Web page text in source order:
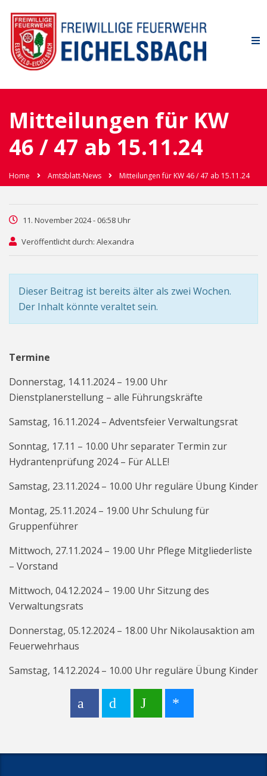
Mitteilungen für KW
46 / 47 ab 15.11.24
Home Amtsblatt-News Mitteilungen für KW 46 / 47 ab 15.11.24
11. November 2024 - 06:58 Uhr
Veröffentlicht durch: Alexandra
Dieser Beitrag ist bereits älter als zwei Wochen.
Der Inhalt könnte veraltet sein.
Termine
Donnerstag, 14.11.2024 – 19.00 Uhr
Dienstplanerstellung – alle Führungskräfte
Samstag, 16.11.2024 – Adventsfeier Verwaltungsrat
Sonntag, 17.11 – 10.00 Uhr separater Termin zur
Hydrantenprüfung 2024 – Für ALLE!
Samstag, 23.11.2024 – 10.00 Uhr reguläre Übung Kinder
Montag, 25.11.2024 – 19.00 Uhr Schulung für
Gruppenführer
Mittwoch, 27.11.2024 – 19.00 Uhr Pflege Mitgliederliste
– Vorstand
Mittwoch, 04.12.2024 – 19.00 Uhr Sitzung des
Verwaltungsrats
Donnerstag, 05.12.2024 – 18.00 Uhr Nikolausaktion am
Feuerwehrhaus
Samstag, 14.12.2024 – 10.00 Uhr reguläre Übung Kinder